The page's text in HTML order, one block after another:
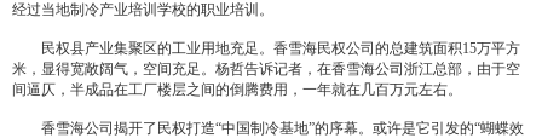
经过当地制冷产业培训学校的职业培训。
民权县产业集聚区的工业用地充足。香雪海民权公司的总建筑面积15万平方
米，显得宽敞阔气，空间充足。杨哲告诉记者，在香雪海公司浙江总部，由于空
间逼仄，半成品在工厂楼层之间的倒腾费用，一年就在几百万元左右。
香雪海公司揭开了民权打造“中国制冷基地”的序幕。或许是它引发的“蝴蝶效